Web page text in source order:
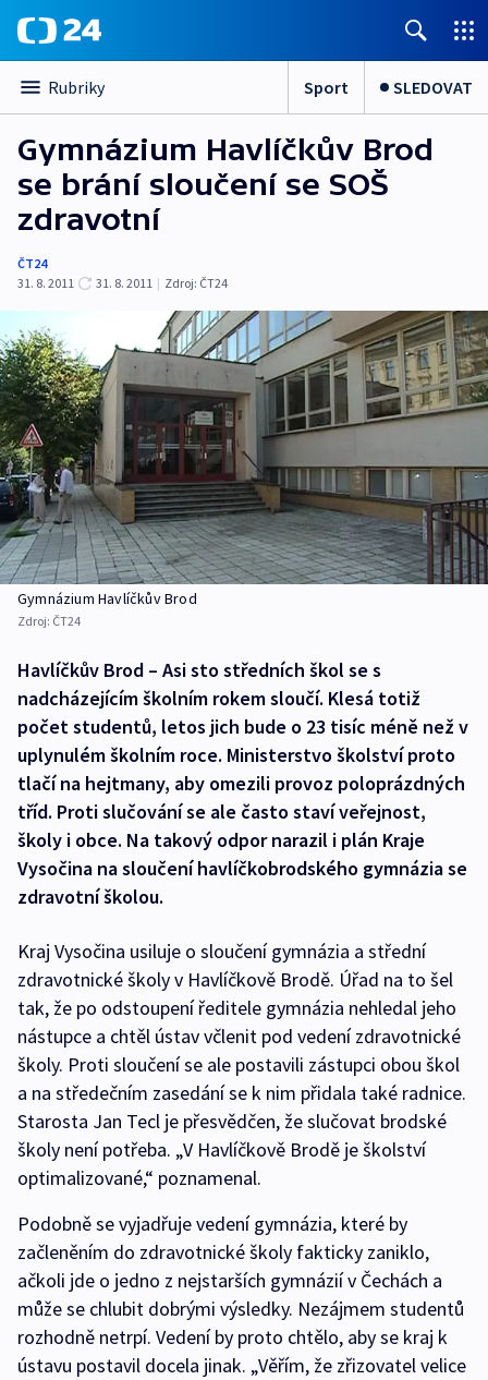
Rubriky Sport SLEDOVAT
Gymnázium Havlíčkův Brod
se brání sloučení se SOŠ
zdravotní
ČT24
31. 8. 2011
31. 8. 2011 | Zdroj: ČT24
Gymnázium Havlíčkův Brod
Zdroj: ČT24
Havlíčkův Brod – Asi sto středních škol se s
nadcházejícím školním rokem sloučí. Klesá totiž
počet studentů, letos jich bude o 23 tisíc méně než v
uplynulém školním roce. Ministerstvo školství proto
tlačí na hejtmany, aby omezili provoz poloprázdných
tříd. Proti slučování se ale často staví veřejnost,
školy i obce. Na takový odpor narazil i plán Kraje
Vysočina na sloučení havlíčkobrodského gymnázia se
zdravotní školou.
Kraj Vysočina usiluje o sloučení gymnázia a střední
zdravotnické školy v Havlíčkově Brodě. Úřad na to šel
tak, že po odstoupení ředitele gymnázia nehledal jeho
nástupce a chtěl ústav včlenit pod vedení zdravotnické
školy. Proti sloučení se ale postavili zástupci obou škol
a na středečním zasedání se k nim přidala také radnice.
Starosta Jan Tecl je přesvědčen, že slučovat brodské
školy není potřeba. „V Havlíčkově Brodě je školství
optimalizované,“ poznamenal.
Podobně se vyjadřuje vedení gymnázia, které by
začleněním do zdravotnické školy fakticky zaniklo,
ačkoli jde o jedno z nejstarších gymnázií v Čechách a
může se chlubit dobrými výsledky. Nezájmem studentů
rozhodně netrpí. Vedení by proto chtělo, aby se kraj k
ústavu postavil docela jinak. „Věřím, že zřizovatel velice